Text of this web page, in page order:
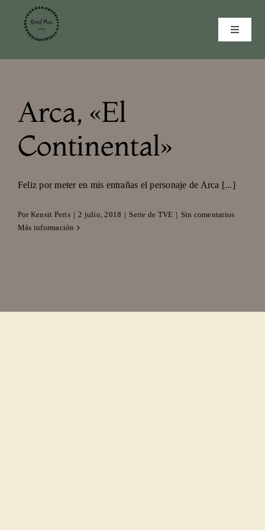
contenido
Toggle
INICIO
GALERÍA
CONTACTO
Arca, «El
Continental»
Feliz por meter en mis entrañas el personaje de Arca [...]
Por Kensit Peris | 2 julio, 2018 | Serie de TVE | Sin comentarios
Más información